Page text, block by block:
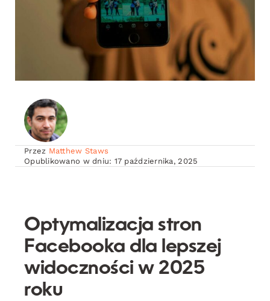
Przez Matthew Staws
Opublikowano w dniu: 17 października, 2025
Optymalizacja stron
Facebooka dla lepszej
widoczności w 2025
roku